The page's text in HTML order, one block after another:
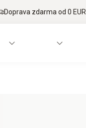
Doprava zdarma od 0 EUR